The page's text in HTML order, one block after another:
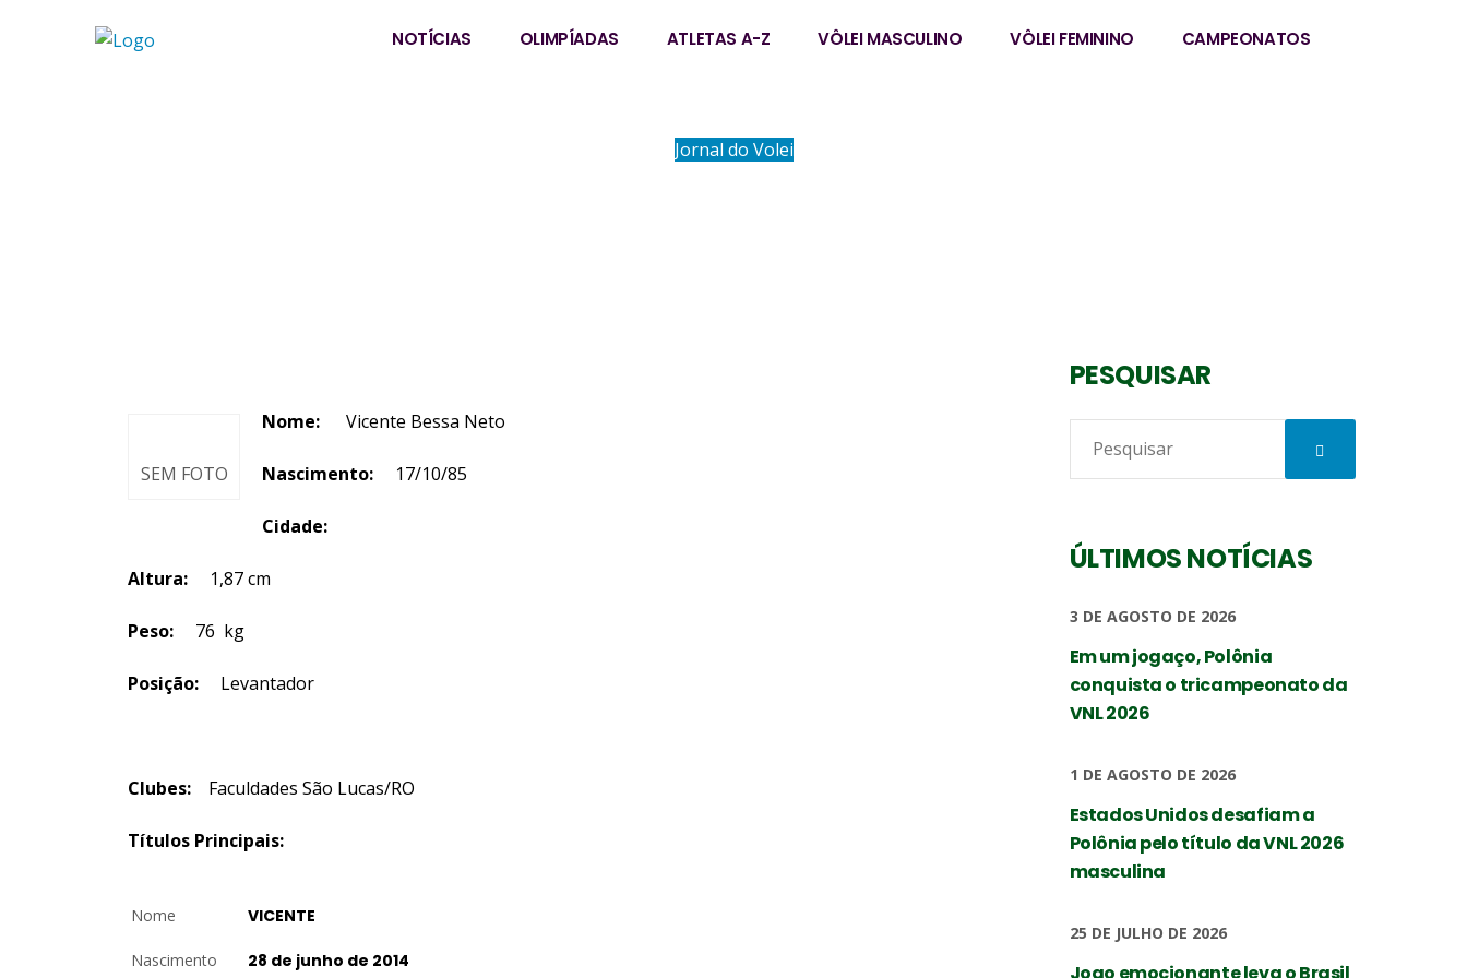
NOTÍCIAS OLIMPÍADAS ATLETAS A-Z VÔLEI MASCULINO VÔLEI FEMININO CAMPEONATOS
Jornal do Volei
SEM FOTO
Nome: Vicente Bessa Neto
Nascimento: 17/10/85
Cidade:
Altura: 1,87 cm
Peso: 76 kg
Posição: Levantador
Clubes: Faculdades São Lucas/RO
Títulos Principais:
Nome VICENTE
Nascimento 28 de junho de 2014
PESQUISAR
ÚLTIMOS NOTÍCIAS
3 DE AGOSTO DE 2026
Em um jogaço, Polônia
conquista o tricampeonato da
VNL 2026
1 DE AGOSTO DE 2026
Estados Unidos desafiam a
Polônia pelo título da VNL 2026
masculina
25 DE JULHO DE 2026